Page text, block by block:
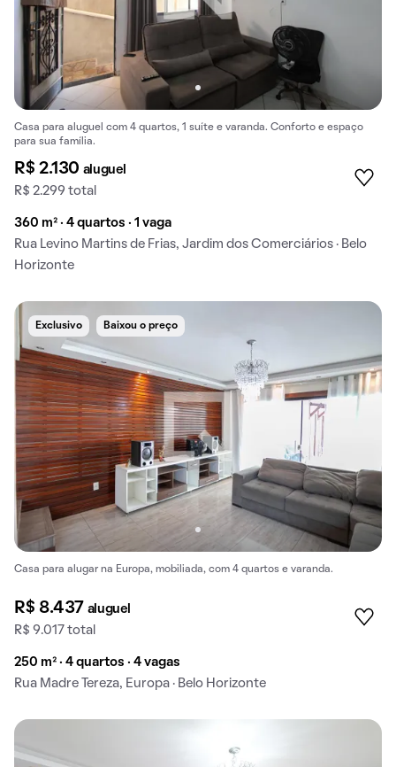
Casa para aluguel com 4 quartos, 1 suíte e varanda. Conforto e espaço
para sua família.
R$ 2.130 aluguel
R$ 2.299 total
360 m² · 4 quartos · 1 vaga
Rua Levino Martins de Frias, Jardim dos Comerciários · Belo
Horizonte
Exclusivo Baixou o preço
Casa para alugar na Europa, mobiliada, com 4 quartos e varanda.
R$ 8.437 aluguel
R$ 9.017 total
250 m² · 4 quartos · 4 vagas
Rua Madre Tereza, Europa · Belo Horizonte